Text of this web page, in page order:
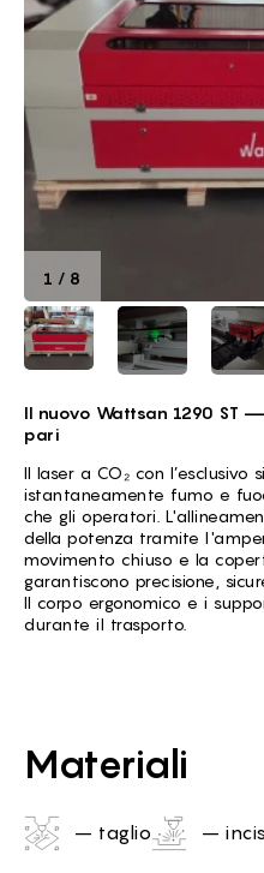
1 / 8
Il nuovo Wattsan 1290 ST
pari
Il laser a CO₂ con l’esclusivo
istantaneamente fumo e
che gli operatori.
della potenza tramite
movimento chiuso e la
garantiscono precisione,
Il corpo ergonomico e i
durante il trasporto.
Materiali
– taglio –